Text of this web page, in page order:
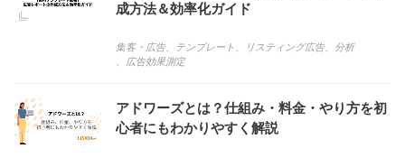
成方法＆効率化ガイド
集客・広告、 テンプレート リスティング広告、 分析
広告効果測定
アドワーズとは？仕組み・料金・やり方を初
心者にもわかりやすく解説